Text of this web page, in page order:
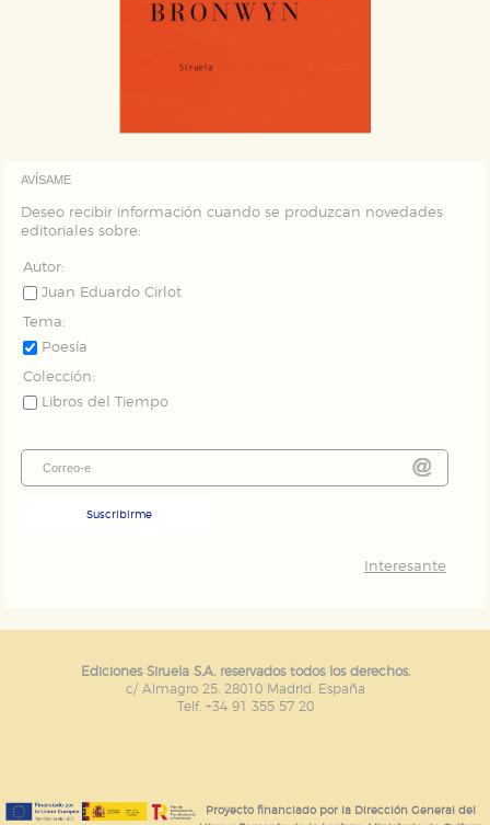
AVÍSAME
Deseo recibir información cuando se produzcan novedades
editoriales sobre:
Autor:
Juan Eduardo Cirlot
Tema:
Poesía
Colección:
Libros del Tiempo
Suscribirme
Interesante
Ediciones Siruela S.A. reservados todos los derechos.
c/ Almagro 25. 28010 Madrid. España
Telf. +34 91 355 57 20
Proyecto financiado por la Dirección General del